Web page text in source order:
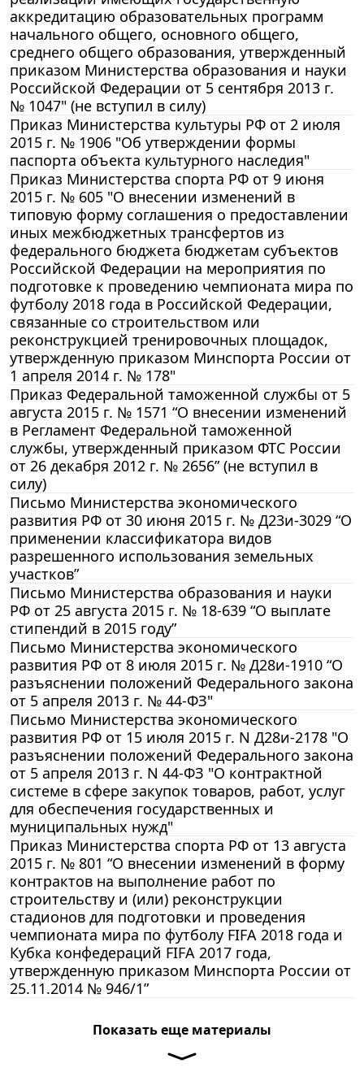
аккредитацию образовательных программ
начального общего, основного общего,
среднего общего образования, утвержденный
приказом Министерства образования и науки
Российской Федерации от 5 сентября 2013 г.
№ 1047" (не вступил в силу)
Приказ Министерства культуры РФ от 2 июля
2015 г. № 1906 "Об утверждении формы
паспорта объекта культурного наследия"
Приказ Министерства спорта РФ от 9 июня
2015 г. № 605 "О внесении изменений в
типовую форму соглашения о предоставлении
иных межбюджетных трансфертов из
федерального бюджета бюджетам субъектов
Российской Федерации на мероприятия по
подготовке к проведению чемпионата мира по
футболу 2018 года в Российской Федерации,
связанные со строительством или
реконструкцией тренировочных площадок,
утвержденную приказом Минспорта России от
1 апреля 2014 г. № 178"
Приказ Федеральной таможенной службы от 5
августа 2015 г. № 1571 “О внесении изменений
в Регламент Федеральной таможенной
службы, утвержденный приказом ФТС России
от 26 декабря 2012 г. № 2656” (не вступил в
силу)
Письмо Министерства экономического
развития РФ от 30 июня 2015 г. № Д23и-3029 “О
применении классификатора видов
разрешенного использования земельных
участков”
Письмо Министерства образования и науки
РФ от 25 августа 2015 г. № 18-639 “О выплате
стипендий в 2015 году”
Письмо Министерства экономического
развития РФ от 8 июля 2015 г. № Д28и-1910 “О
разъяснении положений Федерального закона
от 5 апреля 2013 г. № 44-ФЗ"
Письмо Министерства экономического
развития РФ от 15 июля 2015 г. N Д28и-2178 "О
разъяснении положений Федерального закона
от 5 апреля 2013 г. N 44-ФЗ "О контрактной
системе в сфере закупок товаров, работ, услуг
для обеспечения государственных и
муниципальных нужд"
Приказ Министерства спорта РФ от 13 августа
2015 г. № 801 “О внесении изменений в форму
контрактов на выполнение работ по
строительству и (или) реконструкции
стадионов для подготовки и проведения
чемпионата мира по футболу FIFA 2018 года и
Кубка конфедераций FIFA 2017 года,
утвержденную приказом Минспорта России от
25.11.2014 № 946/1”
Показать еще материалы